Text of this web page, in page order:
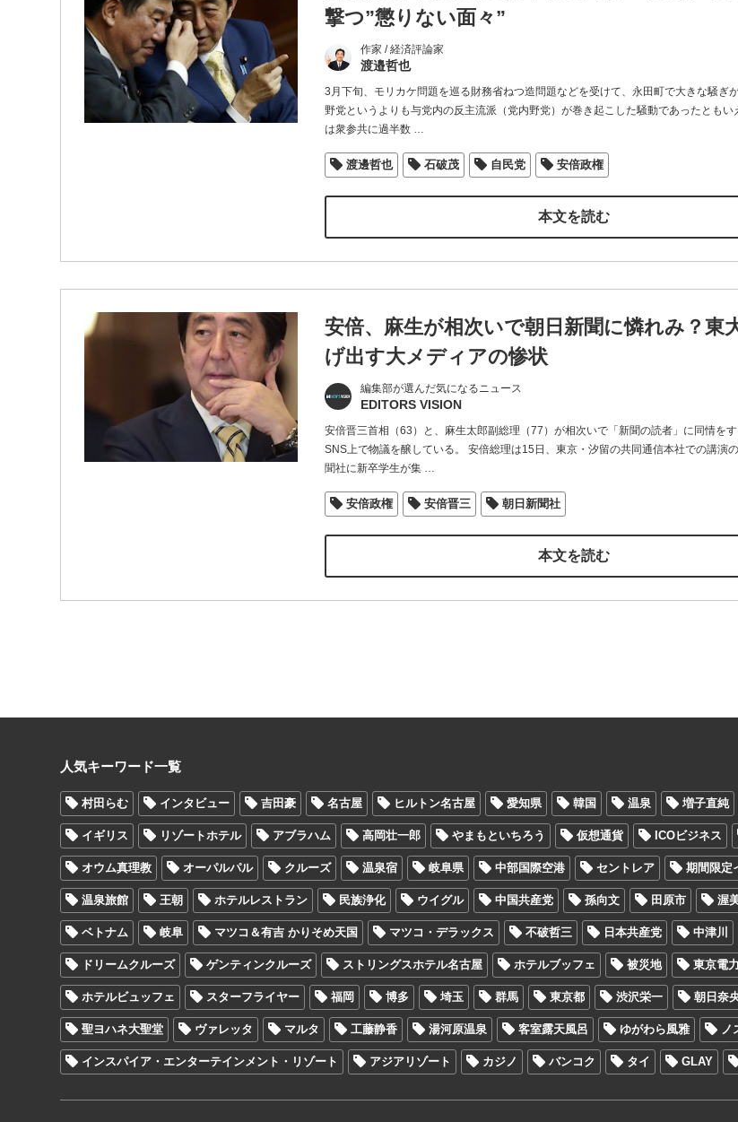
撃つ”懲りない面々”
作家 / 経済評論家
渡邉哲也
3月下旬、モリカケ問題を巡る財務省ねつ造問題などを受けて、永田町で大きな騒ぎ
野党というよりも与党内の反主流派（党内野党）が巻き起こした騒動であったともい
は衆参共に過半数…
渡邊哲也 石破茂 自民党 安倍政権
本文を読む
安倍、麻生が相次いで朝日新聞に憐れみ？東
げ出す大メディアの惨状
編集部が選んだ気になるニュース
EDITORS VISION
安倍晋三首相（63）と、麻生太郎副総理（77）が相次いで「新聞の読者」に同情をす
SNS上で物議を醸している。 安倍総理は15日、東京・汐留の共同通信本社での講演
聞社に新卒学生が集…
安倍政権 安倍晋三 朝日新聞社
本文を読む
人気キーワード一覧
村田らむ インタビュー 吉田豪 名古屋 ヒルトン名古屋 愛知県 韓国 温泉 増子直純
イギリス リゾートホテル アブラハム 高岡壮一郎 やまもといちろう 仮想通貨 ICOビジネス
オウム真理教 オーパルパル クルーズ 温泉宿 岐阜県 中部国際空港 セントレア 期間限定
温泉旅館 王朝 ホテルレストラン 民族浄化 ウイグル 中国共産党 孫向文 田原市 渥
ベトナム 岐阜 マツコ＆有吉 かりそめ天国 マツコ・デラックス 不破哲三 日本共産党 中津川
ドリームクルーズ ゲンティンクルーズ ストリングスホテル名古屋 ホテルブッフェ 被災地 東京電力
ホテルビュッフェ スターフライヤー 福岡 博多 埼玉 群馬 東京都 渋沢栄一 朝日奈
聖ヨハネ大聖堂 ヴァレッタ マルタ 工藤静香 湯河原温泉 客室露天風呂 ゆがわら風雅 ノ
インスパイア・エンターテインメント・リゾート アジアリゾート カジノ バンコク タイ GLAY